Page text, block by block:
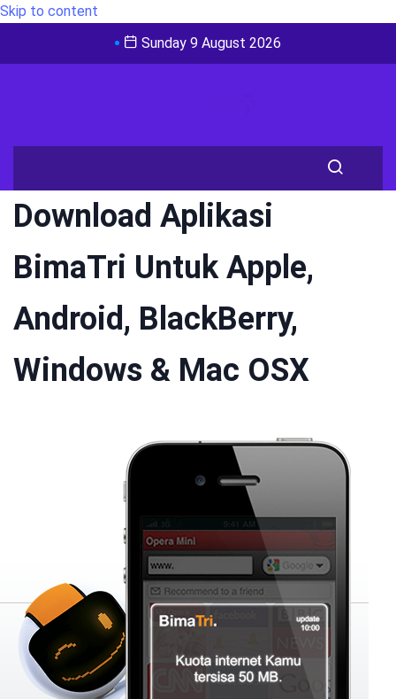
Skip to content
Sunday 9 August 2026
Download Aplikasi
BimaTri Untuk Apple,
Android, BlackBerry,
Windows & Mac OSX